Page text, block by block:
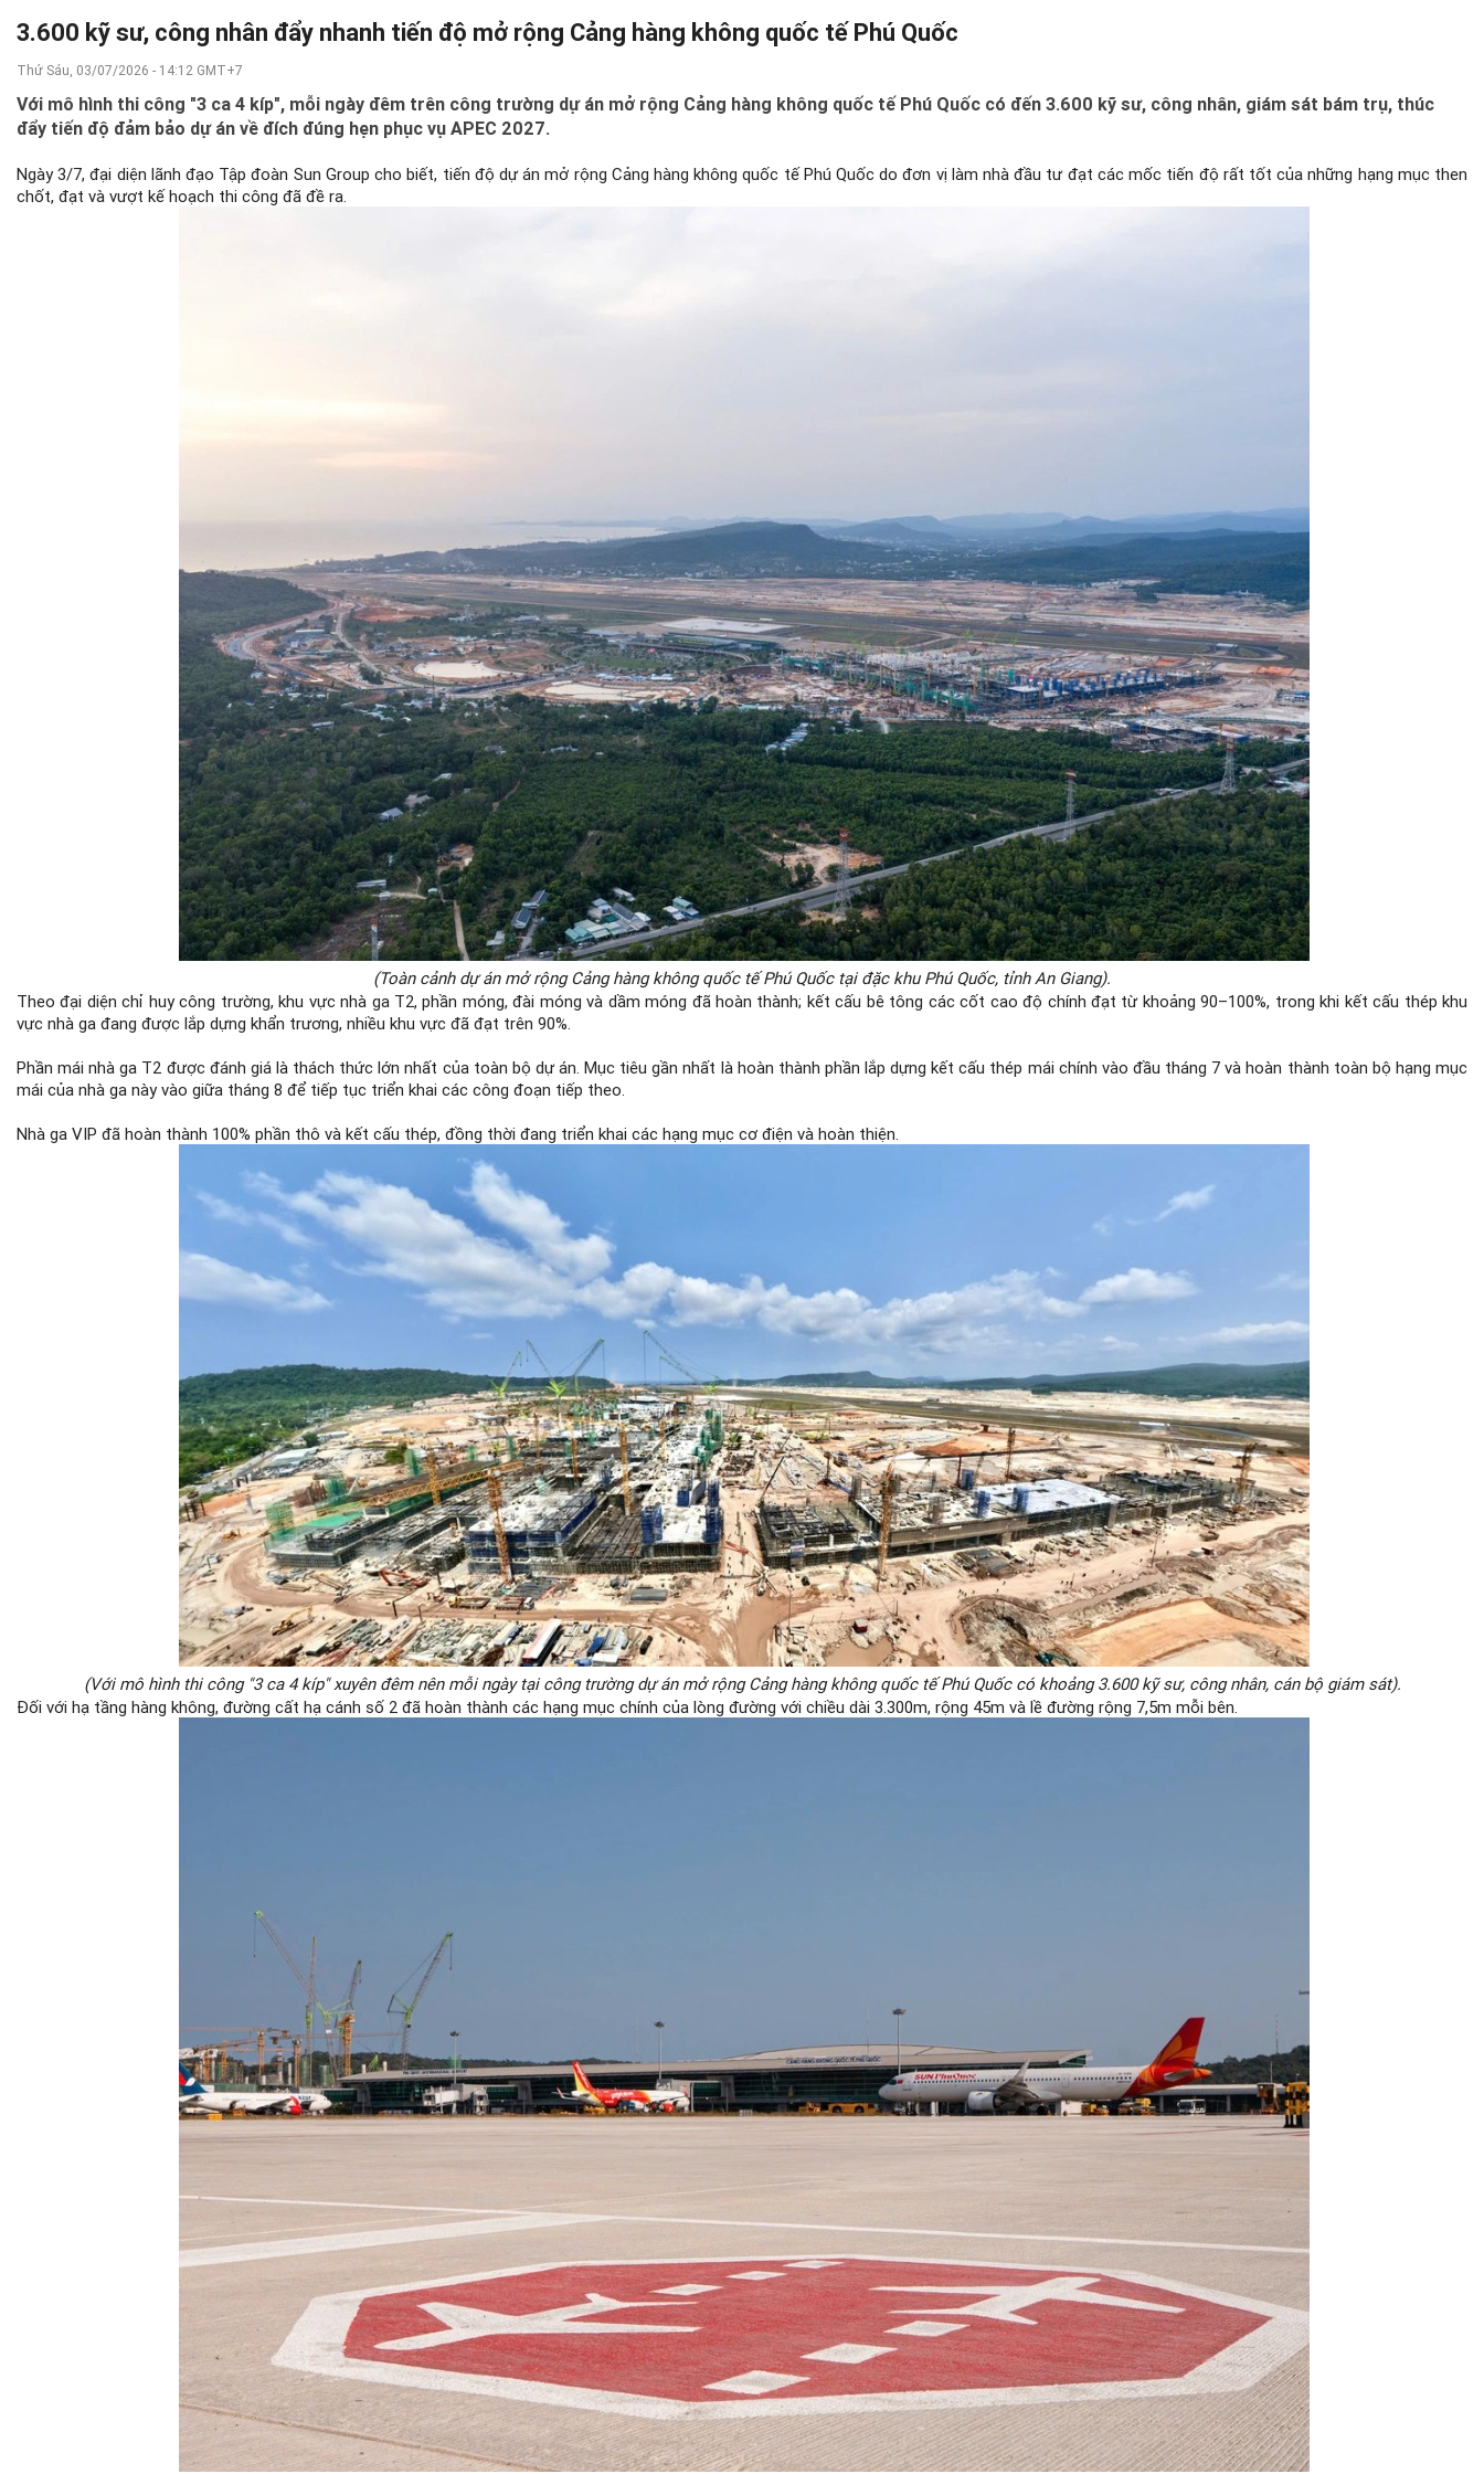
3.600 kỹ sư, công nhân đẩy nhanh tiến độ mở rộng Cảng hàng không quốc tế Phú Quốc
Thứ Sáu, 03/07/2026 - 14:12 GMT+7
Với mô hình thi công "3 ca 4 kíp", mỗi ngày đêm trên công trường dự án mở rộng Cảng hàng không quốc tế Phú Quốc có đến 3.600 kỹ sư, công nhân, giám sát bám trụ, thúc
đẩy tiến độ đảm bảo dự án về đích đúng hẹn phục vụ APEC 2027.
Ngày 3/7, đại diện lãnh đạo Tập đoàn Sun Group cho biết, tiến độ dự án mở rộng Cảng hàng không quốc tế Phú Quốc do đơn vị làm nhà đầu tư đạt các mốc tiến độ rất tốt của những hạng mục then
chốt, đạt và vượt kế hoạch thi công đã đề ra.
(Toàn cảnh dự án mở rộng Cảng hàng không quốc tế Phú Quốc tại đặc khu Phú Quốc, tỉnh An Giang).
Theo đại diện chỉ huy công trường, khu vực nhà ga T2, phần móng, đài móng và dầm móng đã hoàn thành; kết cấu bê tông các cốt cao độ chính đạt từ khoảng 90–100%, trong khi kết cấu thép khu
vực nhà ga đang được lắp dựng khẩn trương, nhiều khu vực đã đạt trên 90%.
Phần mái nhà ga T2 được đánh giá là thách thức lớn nhất của toàn bộ dự án. Mục tiêu gần nhất là hoàn thành phần lắp dựng kết cấu thép mái chính vào đầu tháng 7 và hoàn thành toàn bộ hạng mục
mái của nhà ga này vào giữa tháng 8 để tiếp tục triển khai các công đoạn tiếp theo.
Nhà ga VIP đã hoàn thành 100% phần thô và kết cấu thép, đồng thời đang triển khai các hạng mục cơ điện và hoàn thiện.
(Với mô hình thi công "3 ca 4 kíp" xuyên đêm nên mỗi ngày tại công trường dự án mở rộng Cảng hàng không quốc tế Phú Quốc có khoảng 3.600 kỹ sư, công nhân, cán bộ giám sát).
Đối với hạ tầng hàng không, đường cất hạ cánh số 2 đã hoàn thành các hạng mục chính của lòng đường với chiều dài 3.300m, rộng 45m và lề đường rộng 7,5m mỗi bên.